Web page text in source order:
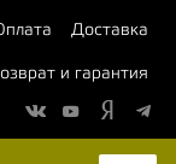
Доставка
и гарантия